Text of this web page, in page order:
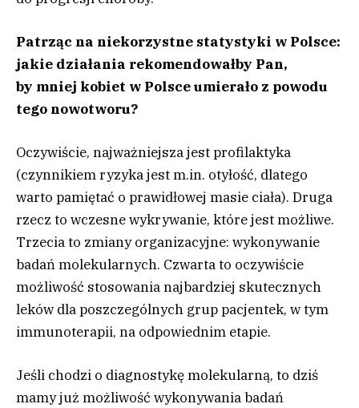
Patrząc na niekorzystne statystyki w Polsce:
jakie działania rekomendowałby Pan,
by mniej kobiet w Polsce umierało z powodu
tego nowotworu?
Oczywiście, najważniejsza jest profilaktyka
(czynnikiem ryzyka jest m.in. otyłość, dlatego
warto pamiętać o prawidłowej masie ciała). Druga
rzecz to wczesne wykrywanie, które jest możliwe.
Trzecia to zmiany organizacyjne: wykonywanie
badań molekularnych. Czwarta to oczywiście
możliwość stosowania najbardziej skutecznych
leków dla poszczególnych grup pacjentek, w tym
immunoterapii, na odpowiednim etapie.
Jeśli chodzi o diagnostykę molekularną, to dziś
mamy już możliwość wykonywania badań